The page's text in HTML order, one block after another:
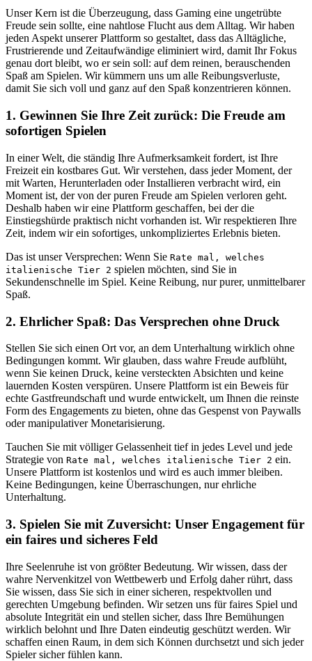
Unser Kern ist die Überzeugung, dass Gaming eine ungetrübte
Freude sein sollte, eine nahtlose Flucht aus dem Alltag. Wir haben
jeden Aspekt unserer Plattform so gestaltet, dass das Alltägliche,
Frustrierende und Zeitaufwändige eliminiert wird, damit Ihr Fokus
genau dort bleibt, wo er sein soll: auf dem reinen, berauschenden
Spaß am Spielen. Wir kümmern uns um alle Reibungsverluste,
damit Sie sich voll und ganz auf den Spaß konzentrieren können.
1. Gewinnen Sie Ihre Zeit zurück: Die Freude am
sofortigen Spielen
In einer Welt, die ständig Ihre Aufmerksamkeit fordert, ist Ihre
Freizeit ein kostbares Gut. Wir verstehen, dass jeder Moment, der
mit Warten, Herunterladen oder Installieren verbracht wird, ein
Moment ist, der von der puren Freude am Spielen verloren geht.
Deshalb haben wir eine Plattform geschaffen, bei der die
Einstiegshürde praktisch nicht vorhanden ist. Wir respektieren Ihre
Zeit, indem wir ein sofortiges, unkompliziertes Erlebnis bieten.
Das ist unser Versprechen: Wenn Sie Rate mal, welches
italienische Tier 2 spielen möchten, sind Sie in
Sekundenschnelle im Spiel. Keine Reibung, nur purer, unmittelbarer
Spaß.
2. Ehrlicher Spaß: Das Versprechen ohne Druck
Stellen Sie sich einen Ort vor, an dem Unterhaltung wirklich ohne
Bedingungen kommt. Wir glauben, dass wahre Freude aufblüht,
wenn Sie keinen Druck, keine versteckten Absichten und keine
lauernden Kosten verspüren. Unsere Plattform ist ein Beweis für
echte Gastfreundschaft und wurde entwickelt, um Ihnen die reinste
Form des Engagements zu bieten, ohne das Gespenst von Paywalls
oder manipulativer Monetarisierung.
Tauchen Sie mit völliger Gelassenheit tief in jedes Level und jede
Strategie von Rate mal, welches italienische Tier 2 ein.
Unsere Plattform ist kostenlos und wird es auch immer bleiben.
Keine Bedingungen, keine Überraschungen, nur ehrliche
Unterhaltung.
3. Spielen Sie mit Zuversicht: Unser Engagement für
ein faires und sicheres Feld
Ihre Seelenruhe ist von größter Bedeutung. Wir wissen, dass der
wahre Nervenkitzel von Wettbewerb und Erfolg daher rührt, dass
Sie wissen, dass Sie sich in einer sicheren, respektvollen und
gerechten Umgebung befinden. Wir setzen uns für faires Spiel und
absolute Integrität ein und stellen sicher, dass Ihre Bemühungen
wirklich belohnt und Ihre Daten eindeutig geschützt werden. Wir
schaffen einen Raum, in dem sich Können durchsetzt und sich jeder
Spieler sicher fühlen kann.